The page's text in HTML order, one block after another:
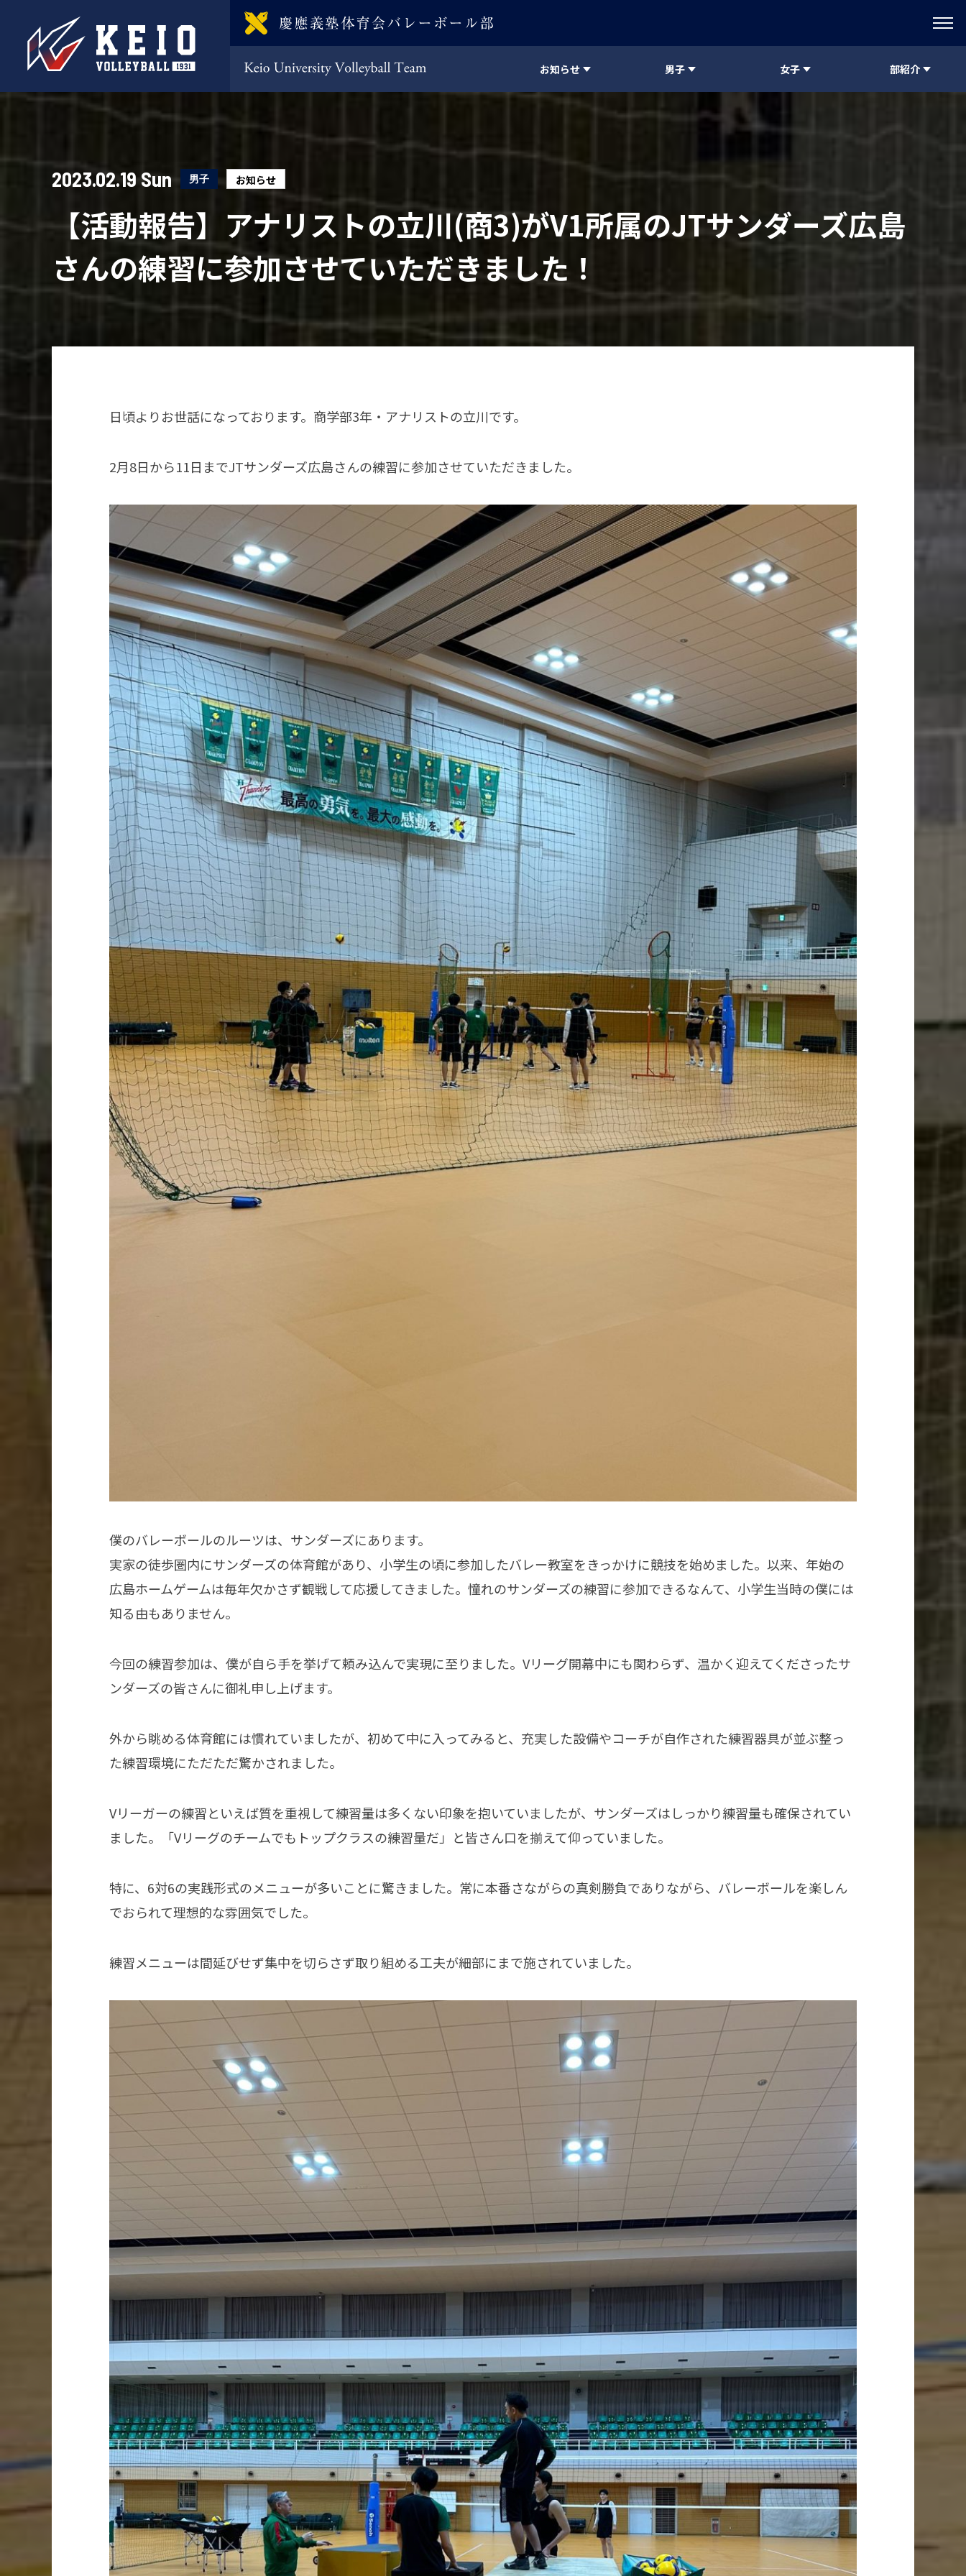
Keio University Volleyball Teamお知らせ 男子 女子 部紹介
2023.02.19 Sun 男子 お知らせ
【活動報告】アナリストの立川(商3)がV1所属のJTサンダーズ広島
さんの練習に参加させていただきました！
日頃よりお世話になっております。商学部3年・アナリストの立川です。
2月8日から11日までJTサンダーズ広島さんの練習に参加させていただきました。
僕のバレーボールのルーツは、サンダーズにあります。
実家の徒歩圏内にサンダーズの体育館があり、小学生の頃に参加したバレー教室をきっかけに競技を始めました。以来、年始の
広島ホームゲームは毎年欠かさず観戦して応援してきました。憧れのサンダーズの練習に参加できるなんて、小学生当時の僕には
知る由もありません。
今回の練習参加は、僕が自ら手を挙げて頼み込んで実現に至りました。Vリーグ開幕中にも関わらず、温かく迎えてくださったサ
ンダーズの皆さんに御礼申し上げます。
外から眺める体育館には慣れていましたが、初めて中に入ってみると、充実した設備やコーチが自作された練習器具が並ぶ整っ
た練習環境にただただ驚かされました。
Vリーガーの練習といえば質を重視して練習量は多くない印象を抱いていましたが、サンダーズはしっかり練習量も確保されてい
ました。「Vリーグのチームでもトップクラスの練習量だ」と皆さん口を揃えて仰っていました。
特に、6対6の実践形式のメニューが多いことに驚きました。常に本番さながらの真剣勝負でありながら、バレーボールを楽しん
でおられて理想的な雰囲気でした。
練習メニューは間延びせず集中を切らさず取り組める工夫が細部にまで施されていました。